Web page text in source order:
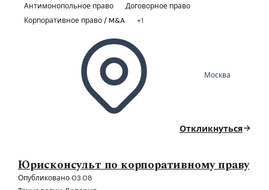
Антимонопольное право
Договорное право
Корпоративное право / M&A
+1
Москва
Откликнуться
Юрисконсульт по корпоративному праву
Опубликовано 03.08